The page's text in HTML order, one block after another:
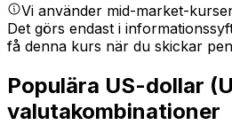
Vi använder mid-market-
Det görs endast i
få denna kurs när du skickar
Populära US-dollar
valutakombinationer